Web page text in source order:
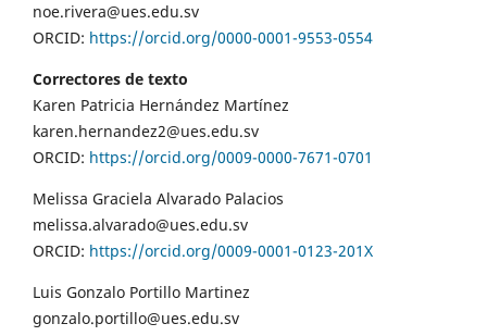
noe.rivera@ues.edu.sv
ORCID: https://orcid.org/0000-0001-9553-0554
Correctores de texto
Karen Patricia Hernández Martínez
karen.hernandez2@ues.edu.sv
ORCID: https://orcid.org/0009-0000-7671-0701
Melissa Graciela Alvarado Palacios
melissa.alvarado@ues.edu.sv
ORCID: https://orcid.org/0009-0001-0123-201X
Luis Gonzalo Portillo Martinez
gonzalo.portillo@ues.edu.sv